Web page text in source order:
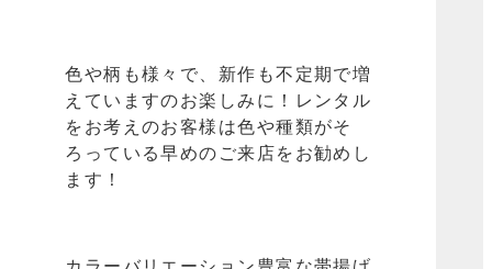
色や柄も様々で、新作も不定期で増
えていますのお楽しみに！レンタル
をお考えのお客様は色や種類がそ
ろっている早めのご来店をお勧めし
ます！